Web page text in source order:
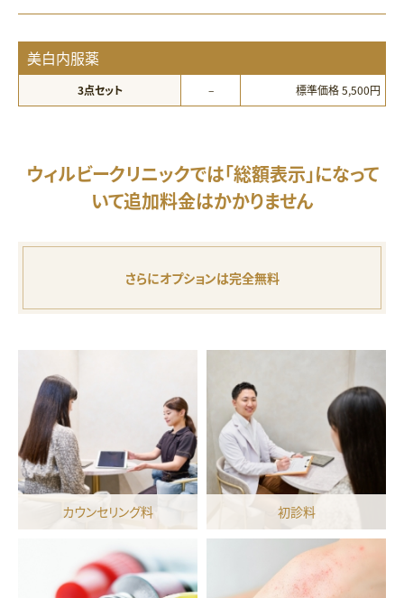
美白内服薬
3点セット – 標準価格 5,500円
ウィルビークリニックでは「総額表示」になって
いて追加料金はかかりません
さらにオプションは完全無料
カウンセリング料 初診料